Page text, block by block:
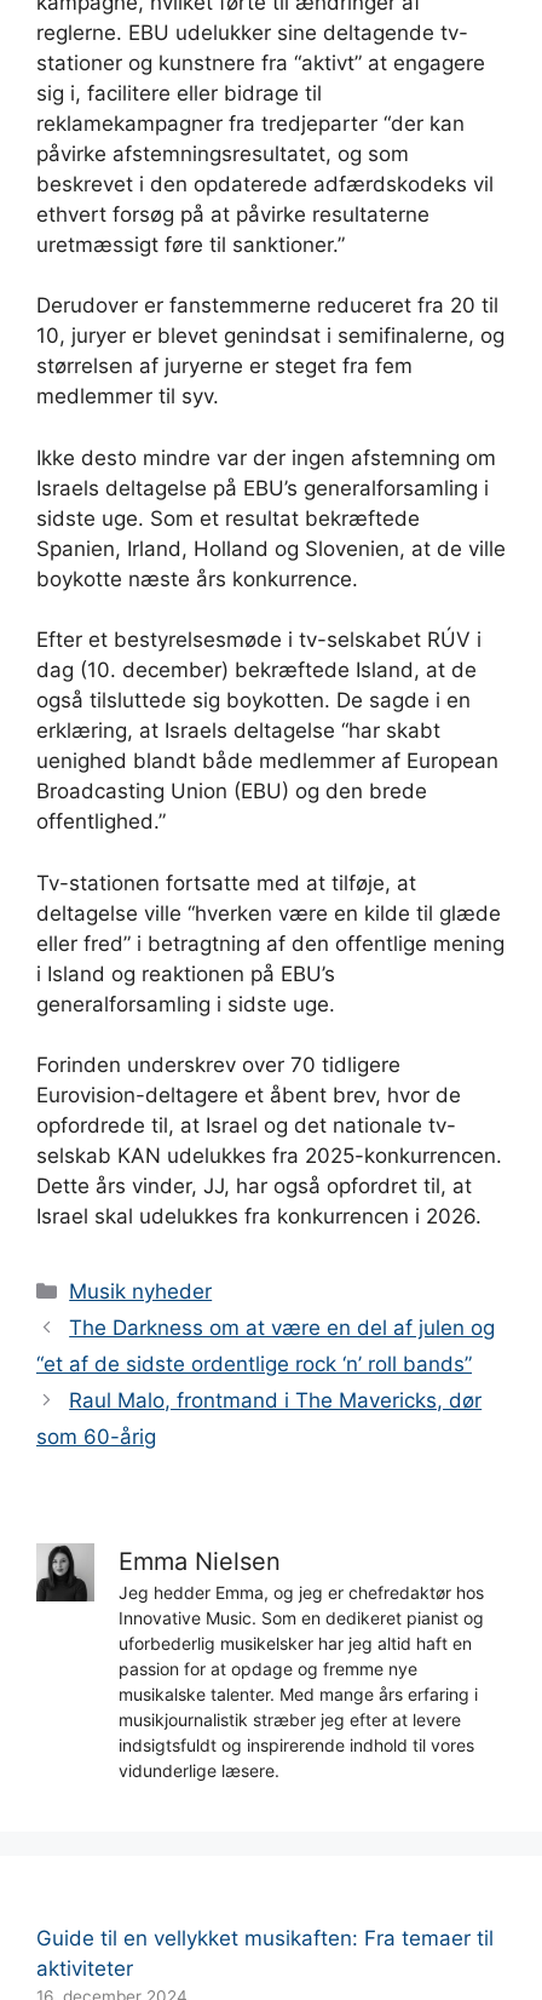
reglerne. EBU udelukker sine deltagende tv-
stationer og kunstnere fra “aktivt” at engagere
sig i, facilitere eller bidrage til
reklamekampagner fra tredjeparter “der kan
påvirke afstemningsresultatet, og som
beskrevet i den opdaterede adfærdskodeks vil
ethvert forsøg på at påvirke resultaterne
uretmæssigt føre til sanktioner.”
Derudover er fanstemmerne reduceret fra 20 til
10, juryer er blevet genindsat i semifinalerne, og
størrelsen af ​​juryerne er steget fra fem
medlemmer til syv.
Ikke desto mindre var der ingen afstemning om
Israels deltagelse på EBU’s generalforsamling i
sidste uge. Som et resultat bekræftede
Spanien, Irland, Holland og Slovenien, at de ville
boykotte næste års konkurrence.
Efter et bestyrelsesmøde i tv-selskabet RÚV i
dag (10. december) bekræftede Island, at de
også tilsluttede sig boykotten. De sagde i en
erklæring, at Israels deltagelse “har skabt
uenighed blandt både medlemmer af European
Broadcasting Union (EBU) og den brede
offentlighed.”
Tv-stationen fortsatte med at tilføje, at
deltagelse ville “hverken være en kilde til glæde
eller fred” i betragtning af den offentlige mening
i Island og reaktionen på EBU’s
generalforsamling i sidste uge.
Forinden underskrev over 70 tidligere
Eurovision-deltagere et åbent brev, hvor de
opfordrede til, at Israel og det nationale tv-
selskab KAN udelukkes fra 2025-konkurrencen.
Dette års vinder, JJ, har også opfordret til, at
Israel skal udelukkes fra konkurrencen i 2026.
Kategorier
Musik nyheder
The Darkness om at være en del af julen og
“et af de sidste ordentlige rock ‘n’ roll bands”
Raul Malo, frontmand i The Mavericks, dør
som 60-årig
Emma Nielsen
Jeg hedder Emma, og jeg er chefredaktør hos
Innovative Music. Som en dedikeret pianist og
uforbederlig musikelsker har jeg altid haft en
passion for at opdage og fremme nye
musikalske talenter. Med mange års erfaring i
musikjournalistik stræber jeg efter at levere
indsigtsfuldt og inspirerende indhold til vores
vidunderlige læsere.
Guide til en vellykket musikaften: Fra temaer til
aktiviteter
16. december 2024